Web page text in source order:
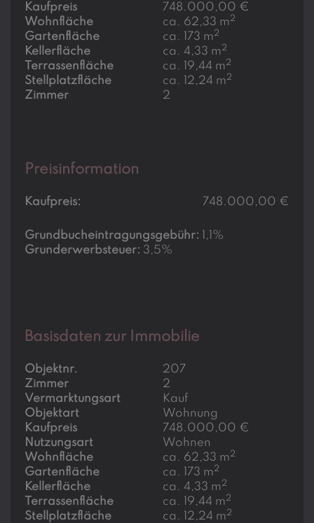
Kaufpreis
748.000,00 €
Wohnfläche
ca. 62,33 m2
Gartenfläche ca. 173 m2
Kellerfläche ca. 4,33 m2
Terrassenfläche ca. 19,44 m2
Stellplatzfläche ca. 12,24 m2
Zimmer 2
Preisinformation
Kaufpreis: 748.000,00 €
Grundbucheintragungsgebühr:
1,1%
Grunderwerbsteuer: 3,5%
Basisdaten zur Immobilie
Objektnr.
207
Zimmer
2
Vermarktungsart
Kauf
Objektart
Wohnung
Kaufpreis
748.000,00 €
Nutzungsart
Wohnen
Wohnfläche
ca. 62,33 m2
Gartenfläche ca. 173 m2
Kellerfläche ca. 4,33 m2
Terrassenfläche ca. 19,44 m2
Stellplatzfläche ca. 12,24 m2